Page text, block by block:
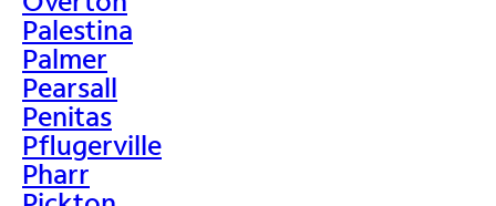
Palestina
Palmer
Pearsall
Penitas
Pflugerville
Pharr